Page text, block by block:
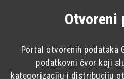
Otvoreni
Portal otvorenih podataka
podatkovni čvor koji
kategorizaciju i distribuciju